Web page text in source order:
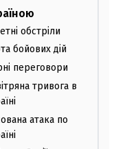
обстріли
бойових дій
переговори
тривога в
атака по